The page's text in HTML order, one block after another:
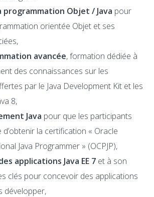
programmation Objet / Java pour
orientée Objet et ses
avancée, formation dédiée à
des connaissances sur les
par le Java Development Kit et les
8,
Java pour que les participants
la certification « Oracle
Java Programmer » (OCPJP),
applications Java EE 7 et à son
clés pour concevoir des applications
développer,